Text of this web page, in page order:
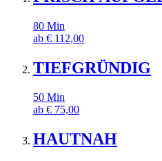
80 Min
ab € 112,00
TIEFGRÜNDIG
50 Min
ab € 75,00
HAUTNAH